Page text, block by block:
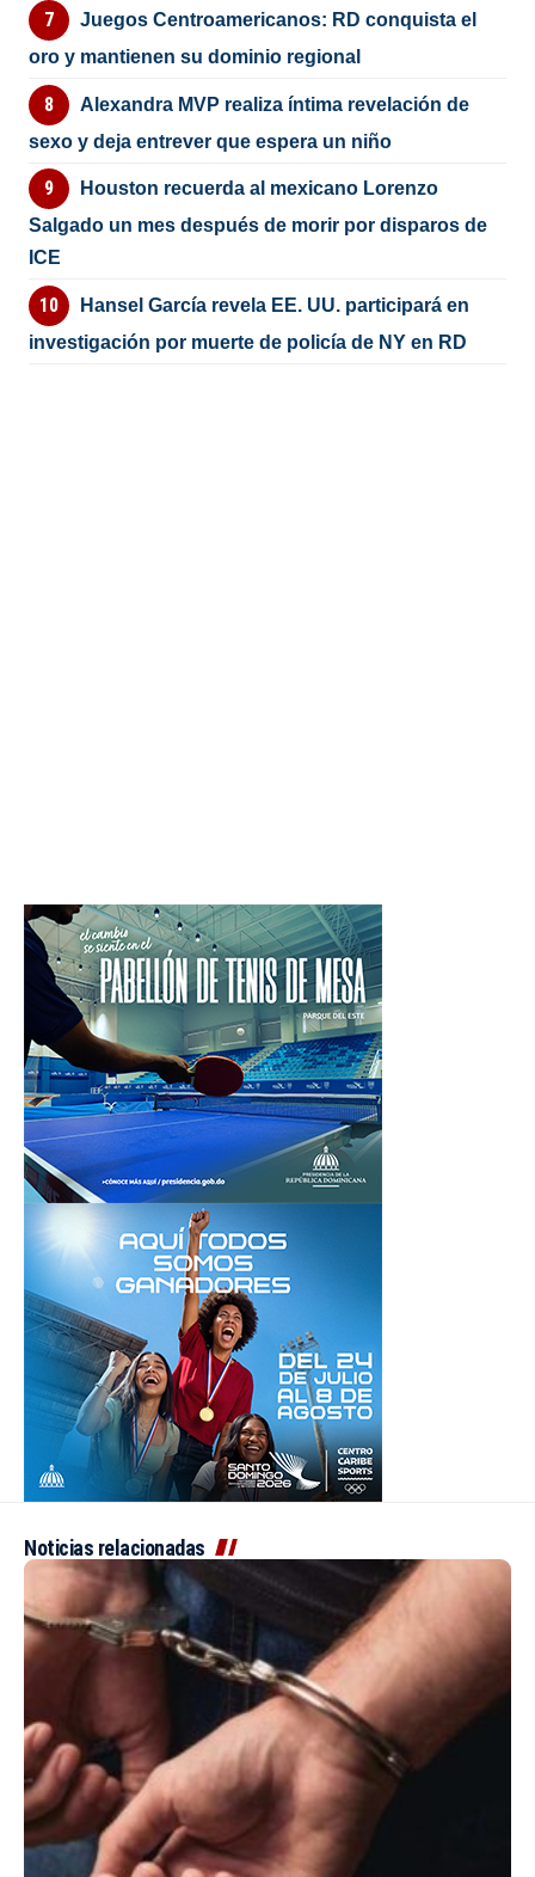
Juegos Centroamericanos: RD conquista el
oro y mantienen su dominio regional
Alexandra MVP realiza íntima revelación de
sexo y deja entrever que espera un niño
Houston recuerda al mexicano Lorenzo
Salgado un mes después de morir por disparos de
ICE
Hansel García revela EE. UU. participará en
investigación por muerte de policía de NY en RD
Noticias relacionadas